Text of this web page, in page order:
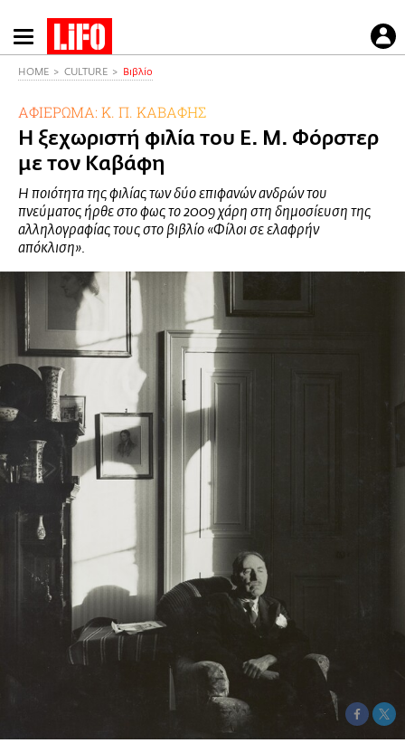
Παράκαμψη
προς
περιεχόμενο
HOME CULTURE Βιβλίο
ΑΦΙΕΡΩΜΑ: Κ. Π. ΚΑΒΑΦΗΣ
Η ξεχωριστή φιλία του Ε. Μ. Φόρστερ
με τον Καβάφη
Η ποιότητα της φιλίας των δύο επιφανών ανδρών του
πνεύματος ήρθε στο φως το 2009 χάρη στη δημοσίευση της
αλληλογραφίας τους στο βιβλίο «Φίλοι σε ελαφρήν
απόκλιση».